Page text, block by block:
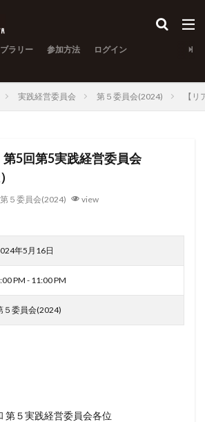
ラリー 参加方法 ログイン
実践経営委員会 第５委員会(2024) 【
第5回第5実践経営委員会
第５委員会(2024) view
年5月16日
PM - 11:00 PM
５委員会(2024)
第５実践経営委員会各位